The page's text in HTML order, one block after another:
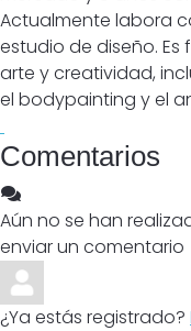
Actualmente labora
estudio de diseño.
arte y creatividad,
el bodypainting y el
Comentarios
Aún no se han
enviar un comentario
¿Ya estás registrado?